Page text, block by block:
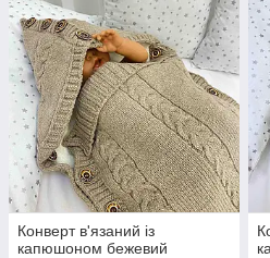
Конверт в'язаний із
капюшоном бежевий